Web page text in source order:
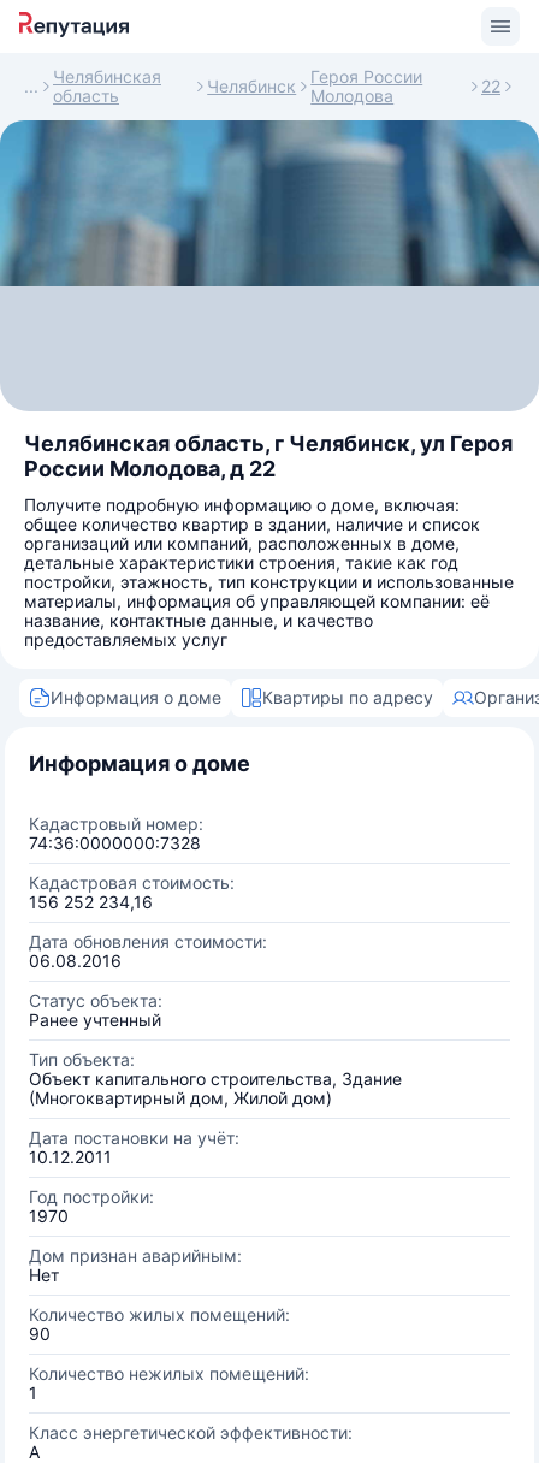
Челябинская
область
Челябинск
Героя России
Молодова
22
Челябинская область, г Челябинск, ул Героя
России Молодова, д 22
Получите подробную информацию о доме, включая:
общее количество квартир в здании, наличие и список
организаций или компаний, расположенных в доме,
детальные характеристики строения, такие как год
постройки, этажность, тип конструкции и использованные
материалы, информация об управляющей компании: её
название, контактные данные, и качество
предоставляемых услуг
Информация о доме Квартиры по адресу
Информация о доме
Кадастровый номер:
74:36:0000000:7328
Кадастровая стоимость:
156 252 234,16
Дата обновления стоимости:
06.08.2016
Статус объекта:
Ранее учтенный
Тип объекта:
Объект капитального строительства, Здание
(Многоквартирный дом, Жилой дом)
Дата постановки на учёт:
10.12.2011
Год постройки:
1970
Дом признан аварийным:
Нет
Количество жилых помещений:
90
Количество нежилых помещений:
1
Класс энергетической эффективности:
A